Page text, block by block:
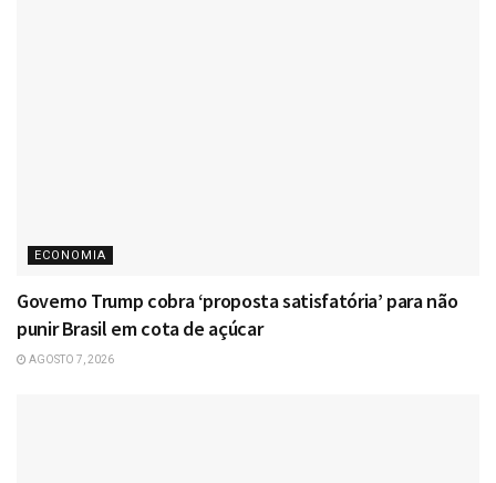
ECONOMIA
Governo Trump cobra ‘proposta satisfatória’ para não
punir Brasil em cota de açúcar
AGOSTO 7, 2026